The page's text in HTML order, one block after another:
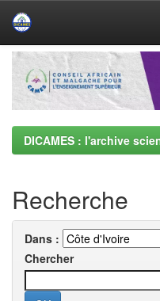
Skip
navigation
DICAMES : l'archive
Recherche
Dans :
Chercher